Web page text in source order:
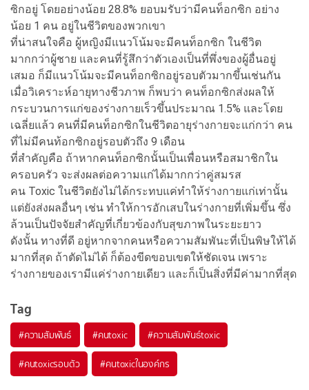
ซิกอยู่ โดยอย่างน้อย 28.8% ยอบมรับว่ามีคนท็อกซิก อย่าง
น้อย 1 คน อยู่ในชีวิตของพวกเขา
ที่น่าสนใจคือ ผู้หญิงมีแนวโน้มจะมีคนท็อกซิก ในชีวิต
มากกว่าผู้ชาย และคนที่รู้สึกว่าตัวเองเป็นที่พึ่งของผู้อื่นอยู่
เสมอ ก็มีแนวโน้มจะมีคนท็อกซิกอยู่รอบตัวมากขึ้นเช่นกัน
เมื่อวิเคราะห์อายุทางชีวภาพ ก็พบว่า คนท็อกซิกส่งผลให้
กระบวนการแก่ของร่างกายเร็วขึ้นประมาณ 1.5% และโดย
เฉลี่ยแล้ว คนที่มีคนท็อกซิกในชีวิตอายุร่างกายจะแก่กว่า คน
ที่ไม่มีคนท้อกซิกอยู่รอบตัวถึง 9 เดือน
ที่สำคัญคือ ถ้าหากคนท็อกซิกนั้นเป็นเพื่อนหรือสมาชิกใน
ครอบครัว จะส่งผลต่อความแก่ได้มากกว่าคู่สมรส
คน Toxic ในชีวิตยังไม่ได้กระทบแค่ทำให้ร่างกายแก่เท่านั้น
แต่ยังส่งผลอื่นๆ เช่น ทำให้การอักเสบในร่างกายที่เพิ่มขึ้น ซึ่ง
ล้วนเป็นปัจจัยสำคัญที่เกี่ยวข้องกับสุขภาพในระยะยาว
ดังนั้น ทางที่ดี อยู่หากจากคนหรือความสัมพันะที่เป็นพิษให้ได้
มากที่สุด ถ้าตัดไม่ได้ ก็ต้องขีดขอบเขตให้ชัดเจน เพราะ
ร่างกายของเรามีแค่ร่างกายเดียว และก็เป็นสิ่งที่มีค่ามากที่สุด
Tag
#ความสัมพันธ์ #คนtoxic #ความสัมพันธ์toxic
#คนtoxicรอบตัว #คนtoxicในองค์กร